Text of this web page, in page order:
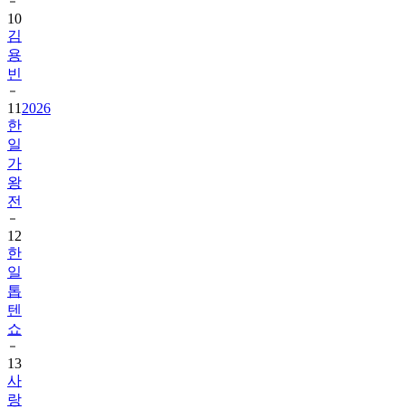
10
김
용
빈
11 2026
한
일
가
왕
전
12
한
일
톱
텐
쇼
13
사
랑